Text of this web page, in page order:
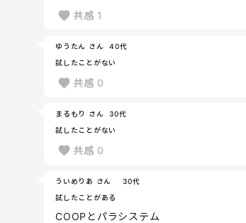
共感 1
ゆうたん さん
40代
試したことがない
共感 0
まるもり さん
30代
試したことがない
共感 0
ういめりあ さん
30代
試したことがある
COOPとパラシステム